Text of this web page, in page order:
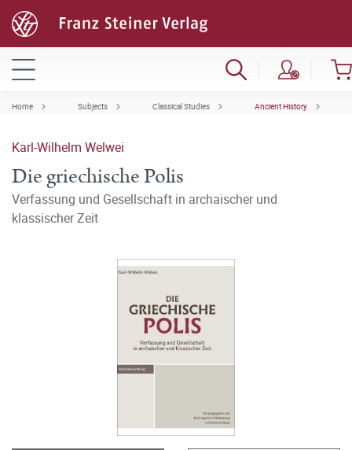
Home Subjects Classical Studies Ancient History
Karl-Wilhelm Welwei
Die griechische Polis
Verfassung und Gesellschaft in archaischer und
klassischer Zeit